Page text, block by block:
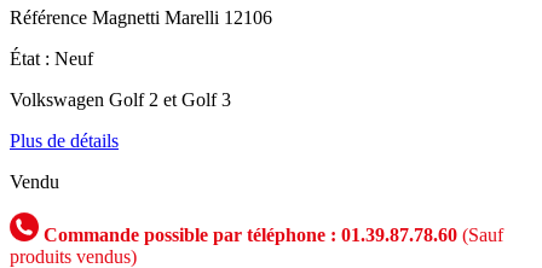
Référence Magnetti Marelli 12106
État : Neuf
Volkswagen Golf 2 et Golf 3
Plus de détails
Vendu
Commande possible par téléphone : 01.39.87.78.60 (Sauf
produits vendus)